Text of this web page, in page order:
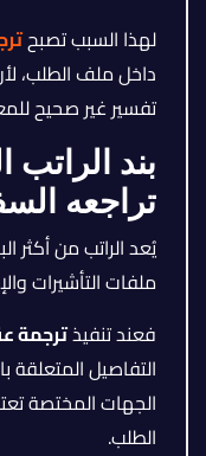
لهذا السبب تصبح
داخل ملف الطلب،
تفسير غير صحيح
بند
تراجعه
يُعد الراتب من أكثر
ملفات التأشيرات
فعند تنفيذترجمة
التفاصيل المتعلقة
الجهات المختصة
الطلب.